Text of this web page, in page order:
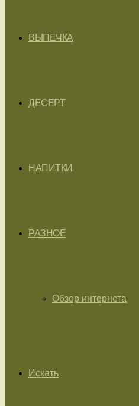
ВЫПЕЧКА
ДЕСЕРТ
НАПИТКИ
РАЗНОЕ
Обзор интернета
Искать